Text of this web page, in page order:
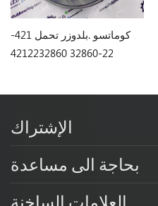
كوماتسو .بلدوزر تحمل 421-
22-32860 4212232860
الإشتراك
بحاجة الى مساعدة
العلامات الساخنة